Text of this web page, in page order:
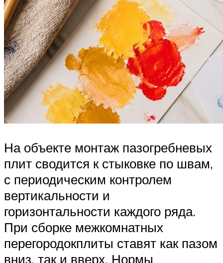
На объекте монтаж пазогребневых
плит сводится к стыковке по швам,
с периодическим контролем
вертикальности и
горизонтальности каждого ряда.
При сборке межкомнатных
перегородокплиты ставят как пазом
вниз, так и вверх. Нормы